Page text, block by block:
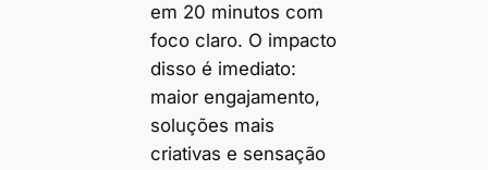
em 20 minutos com
foco claro. O impacto
disso é imediato:
maior engajamento,
soluções mais
criativas e sensação